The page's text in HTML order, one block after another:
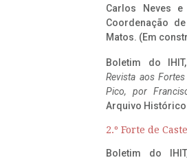
Carlos Neves
Coordenação
Matos. (Em
Boletim do
Revista aos
Pico, por
Arquivo
2.º Forte de
Boletim do